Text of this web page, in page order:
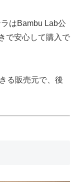
はBambu Lab公
で安心して購入で
る販売元で、後